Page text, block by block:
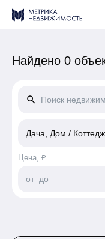
Найдено 0
search
Дача, Дом /
Цена, ₽
от–до